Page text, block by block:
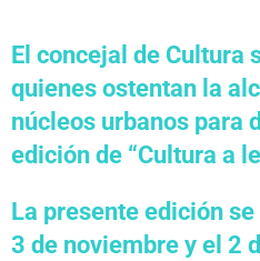
El concejal de Cultura
quienes ostentan la
núcleos urbanos para
edición de “Cultura a
La presente edición
3 de noviembre y el 2